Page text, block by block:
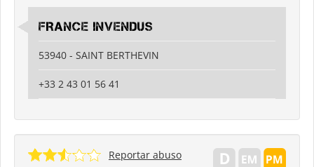
FRANCE INVENDUS
53940 - SAINT BERTHEVIN
+33 2 43 01 56 41
Reportar abuso